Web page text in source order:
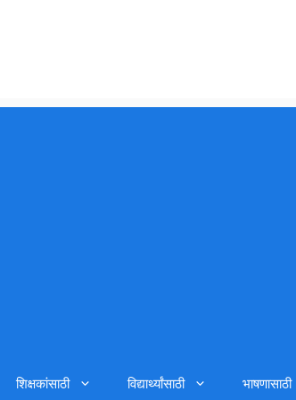
शिक्षकांसाठी विद्यार्थ्यांसाठी भाषणासाठी